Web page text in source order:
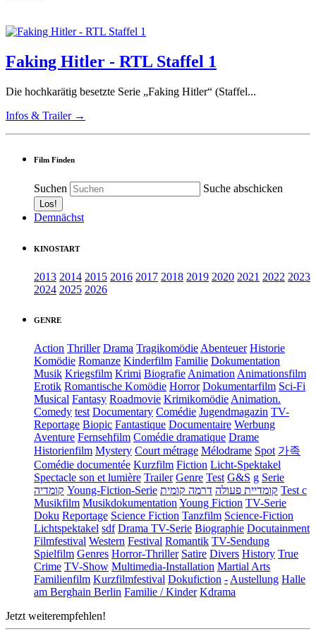
Faking Hitler - RTL Staffel 1
Die hochkarätig besetzte Serie „Faking Hitler“ (Staffel...
Infos & Trailer →
Film Finden
Suchen Suche abschicken
Demnächst
KINOSTART
2013 2014 2015 2016 2017 2018 2019 2020 2021 2022 2023
2024 2025 2026
GENRE
Action Thriller Drama TragikomödieAbenteuer Historie
Komödie Romanze Kinderfilm Familie Dokumentation
Musik Kriegsfilm Krimi BiografieAnimationAnimationsfilm
Erotik Romantische Komödie Horror Dokumentarfilm Sci-Fi
Musical Fantasy Roadmovie KrimikomödieAnimation.
Comedy test Documentary Comédie Jugendmagazin TV-
Reportage Biopic Fantastique Documentaire Werbung
Aventure Fernsehfilm Comédie dramatique Drame
Historienfilm Mystery Court métrage Mélodrame Spot 가족
Comédie documentée Kurzfilm Fiction Licht-Spektakel
Spectacle son et lumière Trailer Genre Test G&S g Serie
קומדיה Young-Fiction-Serie קומדיית פעולה דרמה קומית
Test c
Musikfilm MusikdokumentationYoung Fiction TV-Serie
Doku Reportage Science Fiction Tanzfilm Science-Fiction
Lichtspektakel sdf Drama TV-Serie Biographie Docutainment
Filmfestival Western Festival Romantik TV-Sendung
Spielfilm Genres Horror-Thriller Satire Divers History True
Crime TV-Show Multimedia-Installation Martial Arts
Familienfilm Kurzfilmfestival Dokufiction -Austellung Halle
am Berghain Berlin Familie / Kinder Kdrama
Jetzt weiterempfehlen!